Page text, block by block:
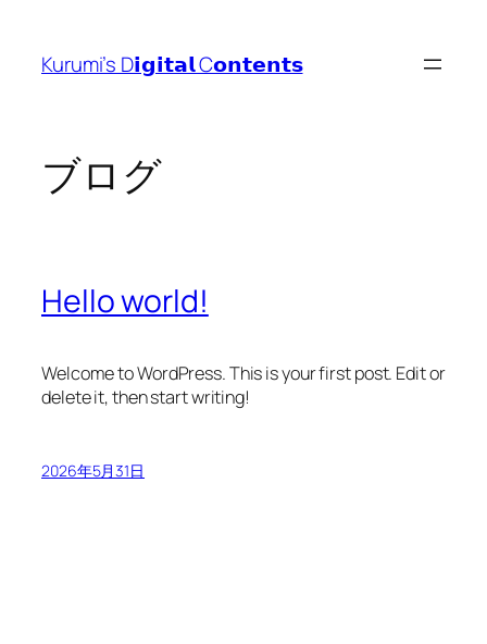
Kurumi’s D𝗶𝗴𝗶𝘁𝗮𝗹 C𝗼𝗻𝘁𝗲𝗻𝘁𝘀
ブログ
Hello world!
Welcome to WordPress. This is your first post. Edit or
delete it, then start writing!
2026年5月31日